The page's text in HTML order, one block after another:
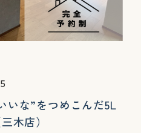
いな”をつめこんだ5L
木店）